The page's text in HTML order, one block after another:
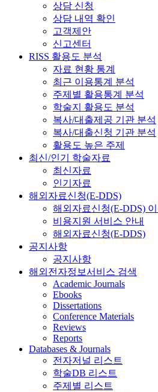
상담 신청
상담 내역 확인
고객제안
신고센터
RISS 활용도 분석
자료 현황 통계
최근 이용통계 분석
주제별 활용통계 분석
학술지 활용도 분석
복사/대출제공 기관 분석
복사/대출신청 기관 분석
활용도 높은 주제
최신/인기 학술자료
최신자료
인기자료
해외자료신청(E-DDS)
해외자료신청(E-DDS)
비용지원 서비스 안내
해외자료신청(E-DDS)
공지사항
공지사항
해외전자정보서비스 검색
Academic Journals
Ebooks
Dissertations
Conference Materials
Reviews
Reports
Databases & Journals
전자저널 리스트
학술DB 리스트
주제별 리스트